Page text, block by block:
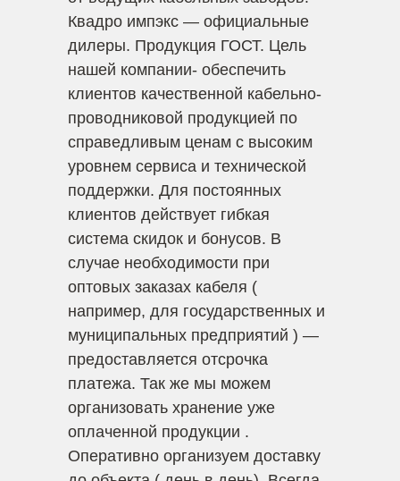
Квадро импэкс — официальные
дилеры. Продукция ГОСТ. Цель
нашей компании- обеспечить
клиентов качественной кабельно-
проводниковой продукцией по
справедливым ценам с высоким
уровнем сервиса и технической
поддержки. Для постоянных
клиентов действует гибкая
система скидок и бонусов. В
случае необходимости при
оптовых заказах кабеля (
например, для государственных и
муниципальных предприятий ) —
предоставляется отсрочка
платежа. Так же мы можем
организовать хранение уже
оплаченной продукции .
Оперативно организуем доставку